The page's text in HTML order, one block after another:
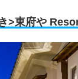
>東府や